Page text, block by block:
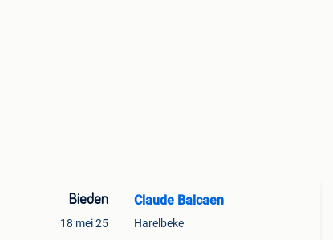
Bieden
18 mei 25
Claude Balcaen
Harelbeke